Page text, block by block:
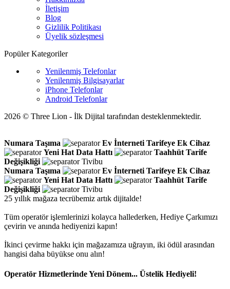
İletişim
Blog
Gizlilik Politikası
Üyelik sözleşmesi
Popüler Kategoriler
Yenilenmiş Telefonlar
Yenilenmiş Bilgisayarlar
iPhone Telefonlar
Android Telefonlar
2026 © Three Lion - İlk Dijital tarafından desteklenmektedir.
Numara Taşıma Ev İnterneti Tarifeye Ek Cihaz
Yeni Hat Data Hattı Taahhüt Tarife
Değişikliği
Tivibu
Numara Taşıma
Ev İnterneti Tarifeye Ek Cihaz
Yeni Hat Data Hattı Taahhüt Tarife
Değişikliği
Tivibu
25 yıllık mağaza tecrübemiz artık dijitalde!
Tüm operatör işlemlerinizi kolayca hallederken, Hediye Çarkımızı
çevirin ve anında hediyenizi kapın!
İkinci çevirme hakkı için mağazamıza uğrayın, iki ödül arasından
hangisi daha büyükse onu alın!
Operatör Hizmetlerinde Yeni Dönem... Üstelik Hediyeli!